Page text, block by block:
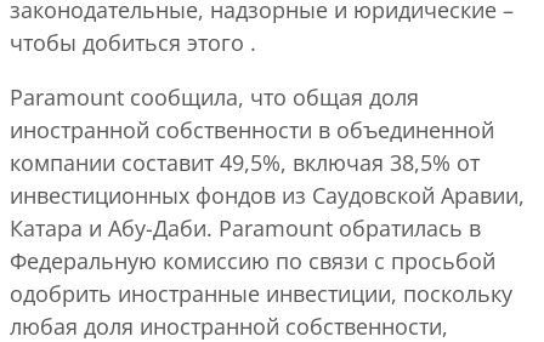
законодательные, надзорные и юридические –
чтобы добиться этого .
Paramount сообщила, что общая доля
иностранной собственности в объединенной
компании составит 49,5%, включая 38,5% от
инвестиционных фондов из Саудовской Аравии,
Катара и Абу-Даби. Paramount обратилась в
Федеральную комиссию по связи с просьбой
одобрить иностранные инвестиции, поскольку
любая доля иностранной собственности,